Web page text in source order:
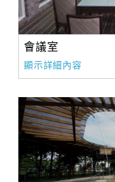
會議室
顯示詳細內容